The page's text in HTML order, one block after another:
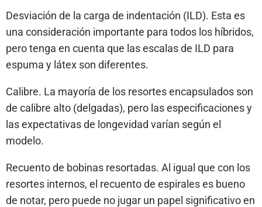
Desviación de la carga de indentación (ILD). Esta es
una consideración importante para todos los híbridos,
pero tenga en cuenta que las escalas de ILD para
espuma y látex son diferentes.
Calibre. La mayoría de los resortes encapsulados son
de calibre alto (delgadas), pero las especificaciones y
las expectativas de longevidad varían según el
modelo.
Recuento de bobinas resortadas. Al igual que con los
resortes internos, el recuento de espirales es bueno
de notar, pero puede no jugar un papel significativo en